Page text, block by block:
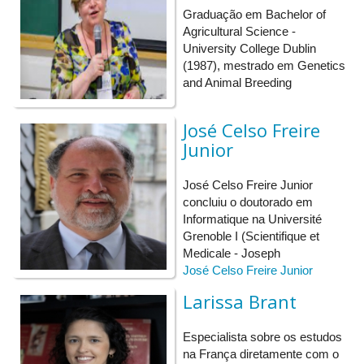
Sala 2: Governança e Institucionalização da
internacionalização (B) - Resumos: 592843; 593329; 593810 e
594085
Link de acesso:https://conferenciaweb.rnp.br/webconf/sala-
2-governanca-e-institucionali...
Sala 3: Intercâmbio em diferentes contextos e Língua,
Linguagem e Cultura na internacionalização - Resumos:
588427; 588472; 589108 e 594103
Link de acesso:https://conferenciaweb.rnp.br/webconf/sala-
3-intercambio-em-diferentes-c...
Sala 4: Internacionalização no ensino, pesquisa e extensão
- Resumos: 590465; 590786; 593206; 593488 e 593705
Link de acesso:https://conferenciaweb.rnp.br/webconf/sala-
4-internacionalizacao-no-ensi...
Sala 5: Tensões e soluções na internacionalização
- Resumos: 588426; 589032; 592913; 593687 e 594007
Link de acesso:
https://conferenciaweb.rnp.br/webconf/sala-
5-tensoes-e-solucoes-na-inter...
Graduação em Bachelor of
Agricultural Science -
University College Dublin
(1987), mestrado em Genetics
and Animal Breeding
José Celso Freire
Junior
José Celso Freire Junior
concluiu o doutorado em
Informatique na Université
Grenoble I (Scientifique et
Medicale - Joseph
José Celso Freire Junior
Larissa Brant
Especialista sobre os estudos
na França diretamente com o